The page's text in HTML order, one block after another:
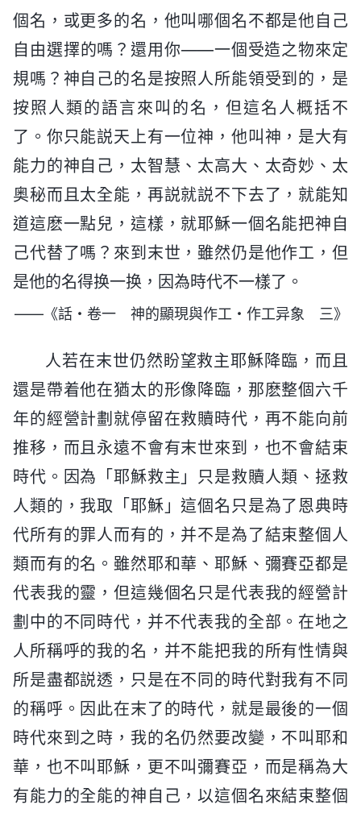
個名，或更多的名，他叫哪個名不都是他自己
自由選擇的嗎？還用你——一個受造之物來定
規嗎？神自己的名是按照人所能領受到的，是
按照人類的語言來叫的名，但這名人概括不
了。你只能説天上有一位神，他叫神，是大有
能力的神自己，太智慧、太高大、太奇妙、太
奥秘而且太全能，再説就説不下去了，就能知
道這麽一點兒，這樣，就耶穌一個名能把神自
己代替了嗎？來到末世，雖然仍是他作工，但
是他的名得换一换，因為時代不一樣了。
——《話・卷一 神的顯現與作工・作工异象 三》
人若在末世仍然盼望救主耶穌降臨，而且
還是帶着他在猶太的形像降臨，那麽整個六千
年的經營計劃就停留在救贖時代，再不能向前
推移，而且永遠不會有末世來到，也不會結束
時代。因為「耶穌救主」只是救贖人類、拯救
人類的，我取「耶穌」這個名只是為了恩典時
代所有的罪人而有的，并不是為了結束整個人
類而有的名。雖然耶和華、耶穌、彌賽亞都是
代表我的靈，但這幾個名只是代表我的經營計
劃中的不同時代，并不代表我的全部。在地之
人所稱呼的我的名，并不能把我的所有性情與
所是盡都説透，只是在不同的時代對我有不同
的稱呼。因此在末了的時代，就是最後的一個
時代來到之時，我的名仍然要改變，不叫耶和
華，也不叫耶穌，更不叫彌賽亞，而是稱為大
有能力的全能的神自己，以這個名來結束整個